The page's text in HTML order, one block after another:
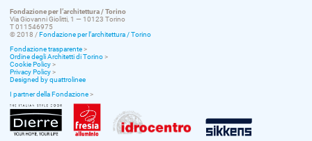
Fondazione per l’architettura / Torino
Via Giovanni Giolitti, 1 — 10123 Torino
T 011546975
© 2018 / Fondazione per l’architettura / Torino
Fondazione trasparente>
Ordine degli Architetti di Torino>
Cookie Policy>
Privacy Policy>
Designed by quattrolinee
I partner della Fondazione>